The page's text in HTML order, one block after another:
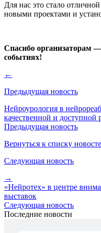
Для нас это стало
новыми проектами и
Спасибо организаторам
событиях!
←
Предыдущая новость
Нейроурология в
качественной и доступной
Предыдущая новость
Вернуться к списку
Следующая новость
→
«Нейротех» в центре
выставок
Следующая новость
Последние новости